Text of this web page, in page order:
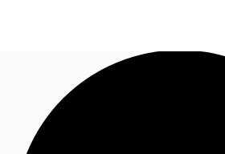
Blog
Données marchés
Appelez maintenant